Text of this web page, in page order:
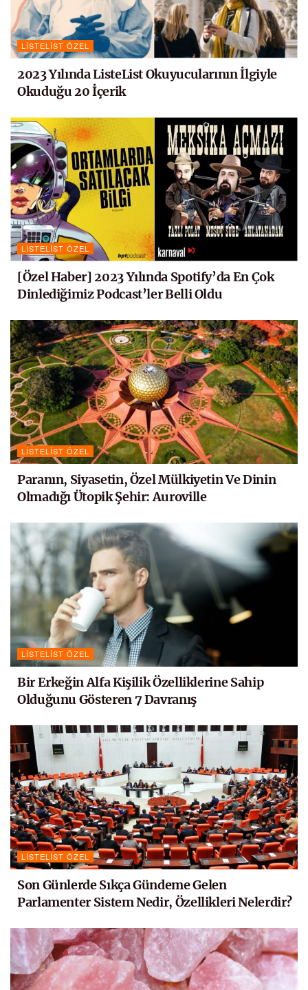
LISTELIST ÖZEL
2023 Yılında ListeList Okuyucularının İlgiyle
Okuduğu 20 İçerik
LISTELIST ÖZEL
[Özel Haber] 2023 Yılında Spotify’da En Çok
Dinlediğimiz Podcast’ler Belli Oldu
LISTELIST ÖZEL
Paranın, Siyasetin, Özel Mülkiyetin Ve Dinin
Olmadığı Ütopik Şehir: Auroville
LISTELIST ÖZEL
Bir Erkeğin Alfa Kişilik Özelliklerine Sahip
Olduğunu Gösteren 7 Davranış
LISTELIST ÖZEL
Son Günlerde Sıkça Gündeme Gelen
Parlamenter Sistem Nedir, Özellikleri Nelerdir?